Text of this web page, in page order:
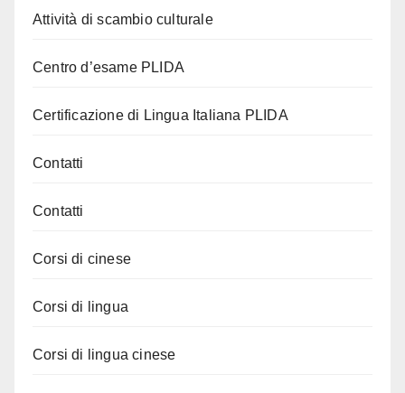
Attività di scambio culturale
Centro d’esame PLIDA
Certificazione di Lingua Italiana PLIDA
Contatti
Contatti
Corsi di cinese
Corsi di lingua
Corsi di lingua cinese